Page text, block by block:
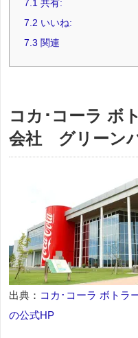
7.1 共有:
7.2 いいね:
7.3 関連
コカ･コーラ ボ
会社 グリーン
出典： コカ･コーラ ボト
の公式HP